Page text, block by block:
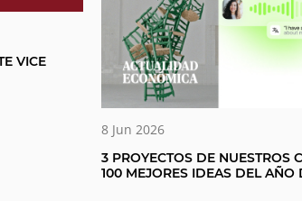
VICE
8 Jun 2026
3 PROYECTOS DE NUESTROS
100 MEJORES IDEAS DEL AÑO